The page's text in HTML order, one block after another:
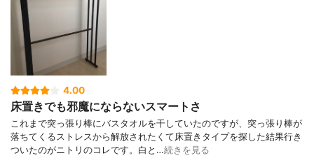
4.00
床置きでも邪魔にならないスマートさ
これまで突っ張り棒にバスタオルを干していたのですが、突っ張り棒が
落ちてくるストレスから解放されたくて床置きタイプを探した結果行き
ついたのがニトリのコレです。白と…続きを見る